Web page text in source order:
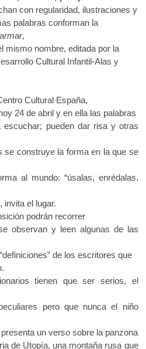
con regularidad, ilustraciones y
palabras conforman la
,
mismo nombre, editada por la
Cultural Infantil-Alas y
Cultural España,
24 de abril y en ella las palabras
pueden dar risa y otras
se construye la forma en la que se
al mundo: “úsalas, enrédalas,
invita el lugar.
podrán recorrer
observan y leen algunas de las
de los escritores que
tienen que ser serios, el
pero que nunca el niño
un verso sobre la panzona
de Utopía, una montaña rusa que